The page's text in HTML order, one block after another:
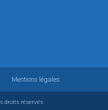
Mentions légales
droits réservés